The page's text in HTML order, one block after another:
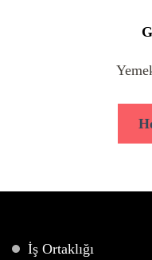
İş Ortaklığı